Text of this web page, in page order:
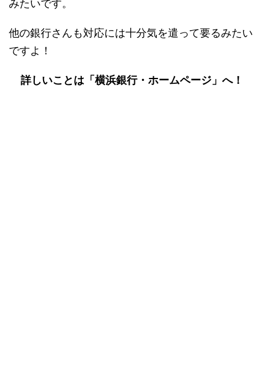
みたいです。
他の銀行さんも対応には十分気を遣って要るみたい
ですよ！
詳しいことは「横浜銀行・ホームページ」へ！